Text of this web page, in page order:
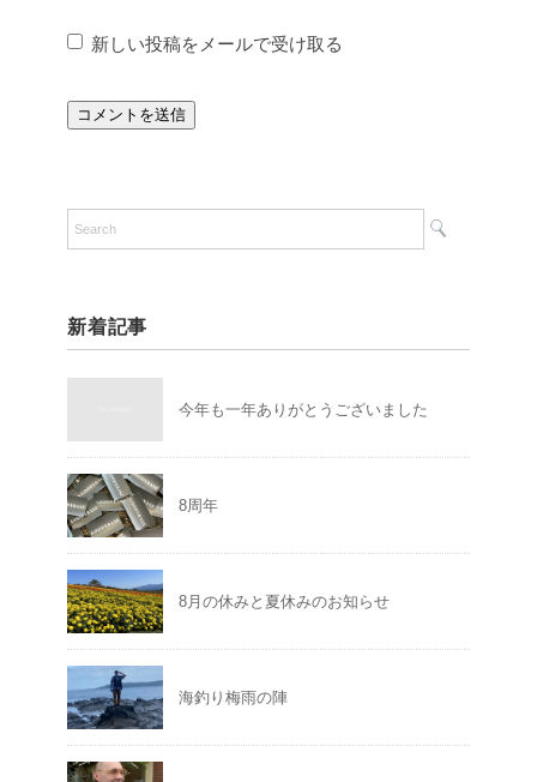
新しい投稿をメールで受け取る
新着記事
今年も一年ありがとうございました
8周年
8月の休みと夏休みのお知らせ
海釣り梅雨の陣